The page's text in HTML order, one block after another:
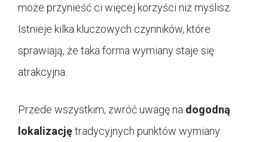
może przynieść ci więcej korzyści niż myślisz.
Istnieje kilka kluczowych czynników, które
sprawiają, że taka forma wymiany staje się
atrakcyjna.
Przede wszystkim, zwróć uwagę na dogodną
lokalizacjętradycyjnych punktów wymiany.